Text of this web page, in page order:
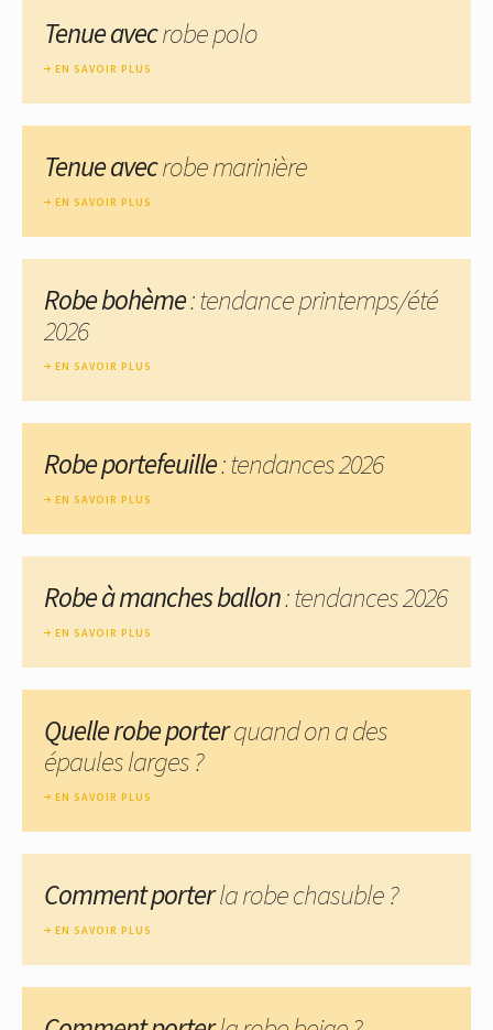
Tenue avecrobe polo
EN SAVOIR PLUS
Tenue avecrobe marinière
EN SAVOIR PLUS
Robe bohème: tendance printemps/été
2026
EN SAVOIR PLUS
Robe portefeuille: tendances 2026
EN SAVOIR PLUS
Robe à manches ballon: tendances 2026
EN SAVOIR PLUS
Quelle robe porterquand on a des
épaules larges ?
EN SAVOIR PLUS
Comment porterla robe chasuble ?
EN SAVOIR PLUS